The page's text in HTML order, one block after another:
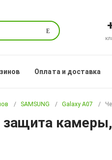
Поиск
Оплата и доставка
SAMSUNG Galaxy A07
защита